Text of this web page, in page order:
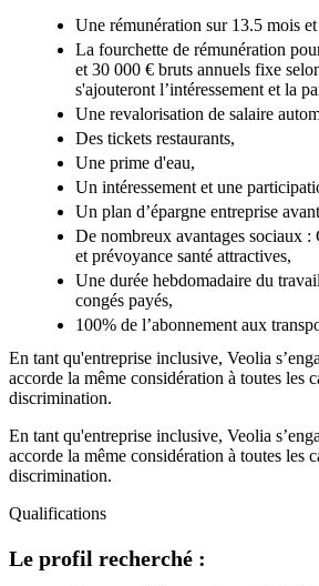
Une rémunération sur 13.5 mois
La fourchette de rémunération
et 30 000 € bruts annuels fixe
s'ajouteront l’intéressement et la
Une revalorisation de salaire
Des tickets restaurants,
Une prime d'eau,
Un intéressement et une
Un plan d’épargne entreprise
De nombreux avantages sociaux
et prévoyance santé attractives,
Une durée hebdomadaire du
congés payés,
100% de l’abonnement aux
En tant qu'entreprise inclusive, Veolia
accorde la même considération à toutes les
discrimination.
En tant qu'entreprise inclusive, Veolia
accorde la même considération à toutes les
discrimination.
Qualifications
Le profil recherché :